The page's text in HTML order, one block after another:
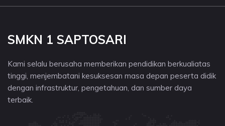
SMKN 1 SAPTOSARI
Kami selalu berusaha memberikan pendidikan berkualiatas
tinggi, menjembatani kesuksesan masa depan peserta didik
dengan infrastruktur, pengetahuan, dan sumber daya
terbaik.